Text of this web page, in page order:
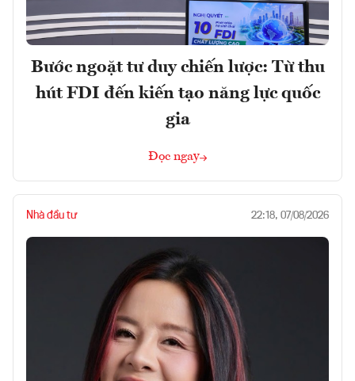
Bước ngoặt tư duy chiến lược: Từ thu
hút FDI đến kiến tạo năng lực quốc
gia
Đọc ngay
Nhà đầu tư 22:18, 07/08/2026